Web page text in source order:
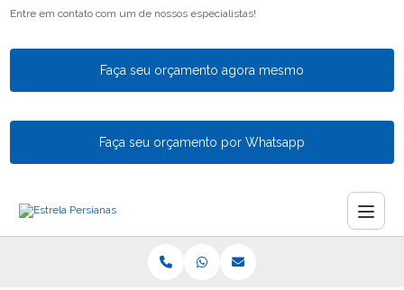
Entre em contato com um de nossos especialistas!
Faça seu orçamento agora mesmo
Faça seu orçamento por Whatsapp